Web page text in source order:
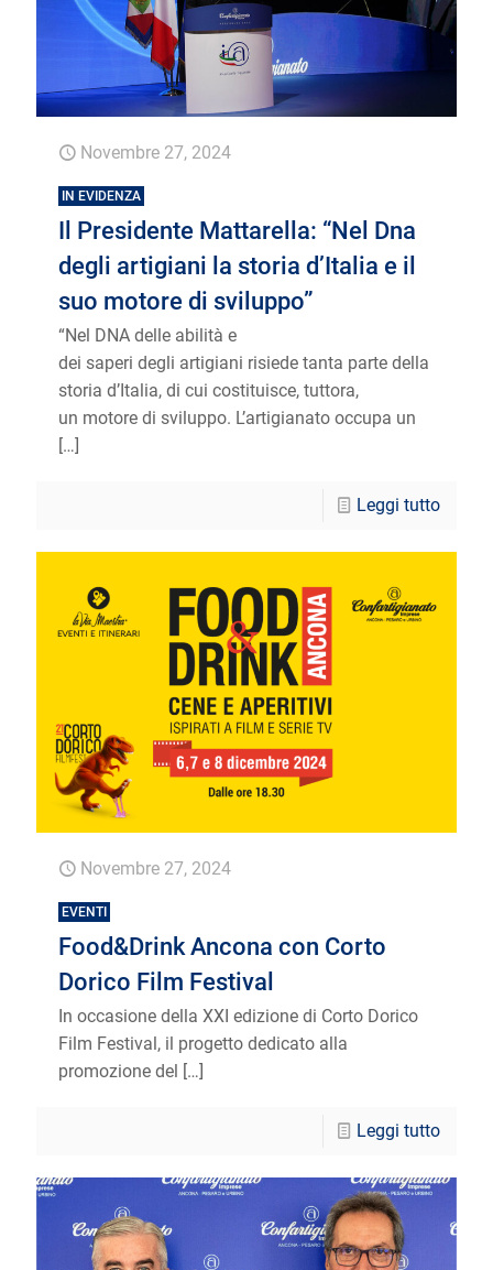
Novembre 27, 2024
IN EVIDENZA
Il Presidente Mattarella: “Nel Dna
degli artigiani la storia d’Italia e il
suo motore di sviluppo”
“Nel DNA delle abilità e
dei saperi degli artigiani risiede tanta parte della
storia d’Italia, di cui costituisce, tuttora,
un motore di sviluppo. L’artigianato occupa un
[…]
Leggi tutto
Novembre 27, 2024
EVENTI
Food&Drink Ancona con Corto
Dorico Film Festival
In occasione della XXI edizione di Corto Dorico
Film Festival, il progetto dedicato alla
promozione del […]
Leggi tutto